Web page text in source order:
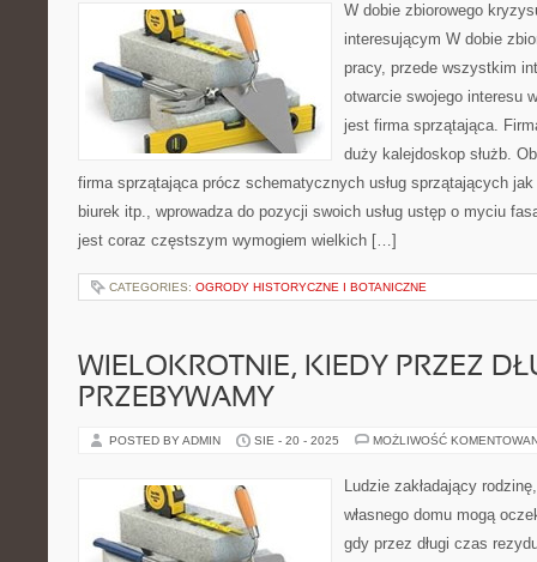
W dobie zbiorowego
interesującym W dobie
pracy, przede wszystkim
otwarcie swojego interesu
jest firma sprzątająca.
duży kalejdoskop służb.
firma sprzątająca prócz schematycznych usług sprzątających jak
biurek itp., wprowadza do pozycji swoich usług ustęp o myciu
jest coraz częstszym wymogiem wielkich […]
CATEGORIES: OGRODY HISTORYCZNE I BOTANICZNE
WIELOKROTNIE, KIEDY PRZEZ
PRZEBYWAMY
POSTED BY ADMIN SIE - 20 - 2025 MOŻLIWOŚĆ
Ludzie zakładający
własnego domu mogą
gdy przez długi czas